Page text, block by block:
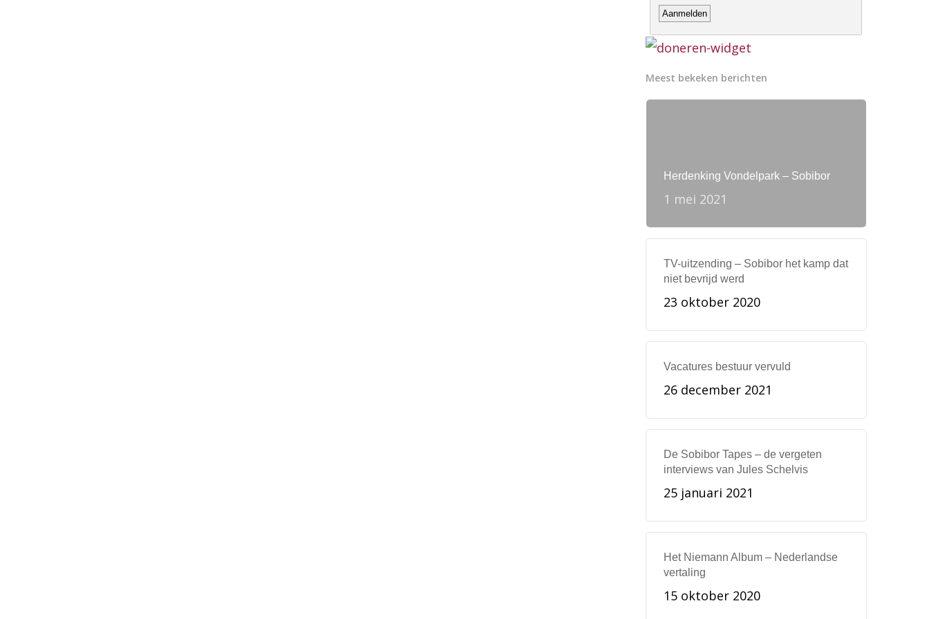
Meest bekeken berichten
Herdenking Vondelpark – Sobibor
1 mei 2021
TV-uitzending – Sobibor het kamp dat
niet bevrijd werd
23 oktober 2020
Vacatures bestuur vervuld
26 december 2021
De Sobibor Tapes – de vergeten
interviews van Jules Schelvis
25 januari 2021
Het Niemann Album – Nederlandse
vertaling
15 oktober 2020